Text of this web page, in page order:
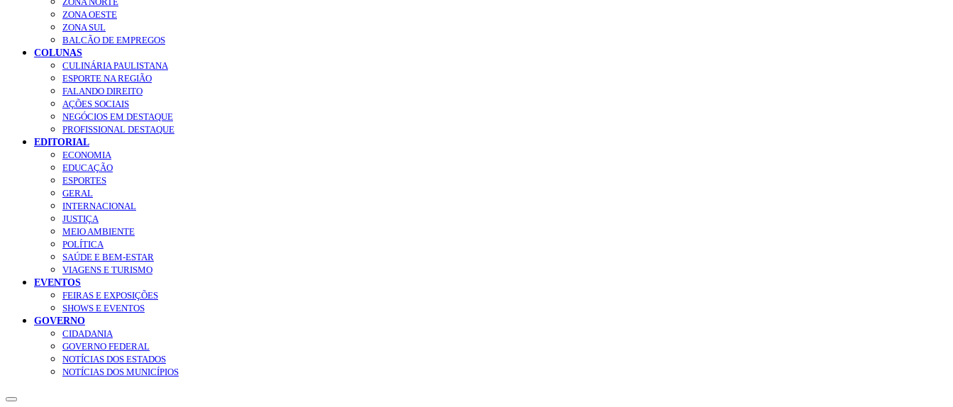
ZONA OESTE
ZONA SUL
BALCÃO DE EMPREGOS
COLUNAS
CULINÁRIA PAULISTANA
ESPORTE NA REGIÃO
FALANDO DIREITO
AÇÕES SOCIAIS
NEGÓCIOS EM DESTAQUE
PROFISSIONAL DESTAQUE
EDITORIAL
ECONOMIA
EDUCAÇÃO
ESPORTES
GERAL
INTERNACIONAL
JUSTIÇA
MEIO AMBIENTE
POLÍTICA
SAÚDE E BEM-ESTAR
VIAGENS E TURISMO
EVENTOS
FEIRAS E EXPOSIÇÕES
SHOWS E EVENTOS
GOVERNO
CIDADANIA
GOVERNO FEDERAL
NOTÍCIAS DOS ESTADOS
NOTÍCIAS DOS MUNICÍPIOS